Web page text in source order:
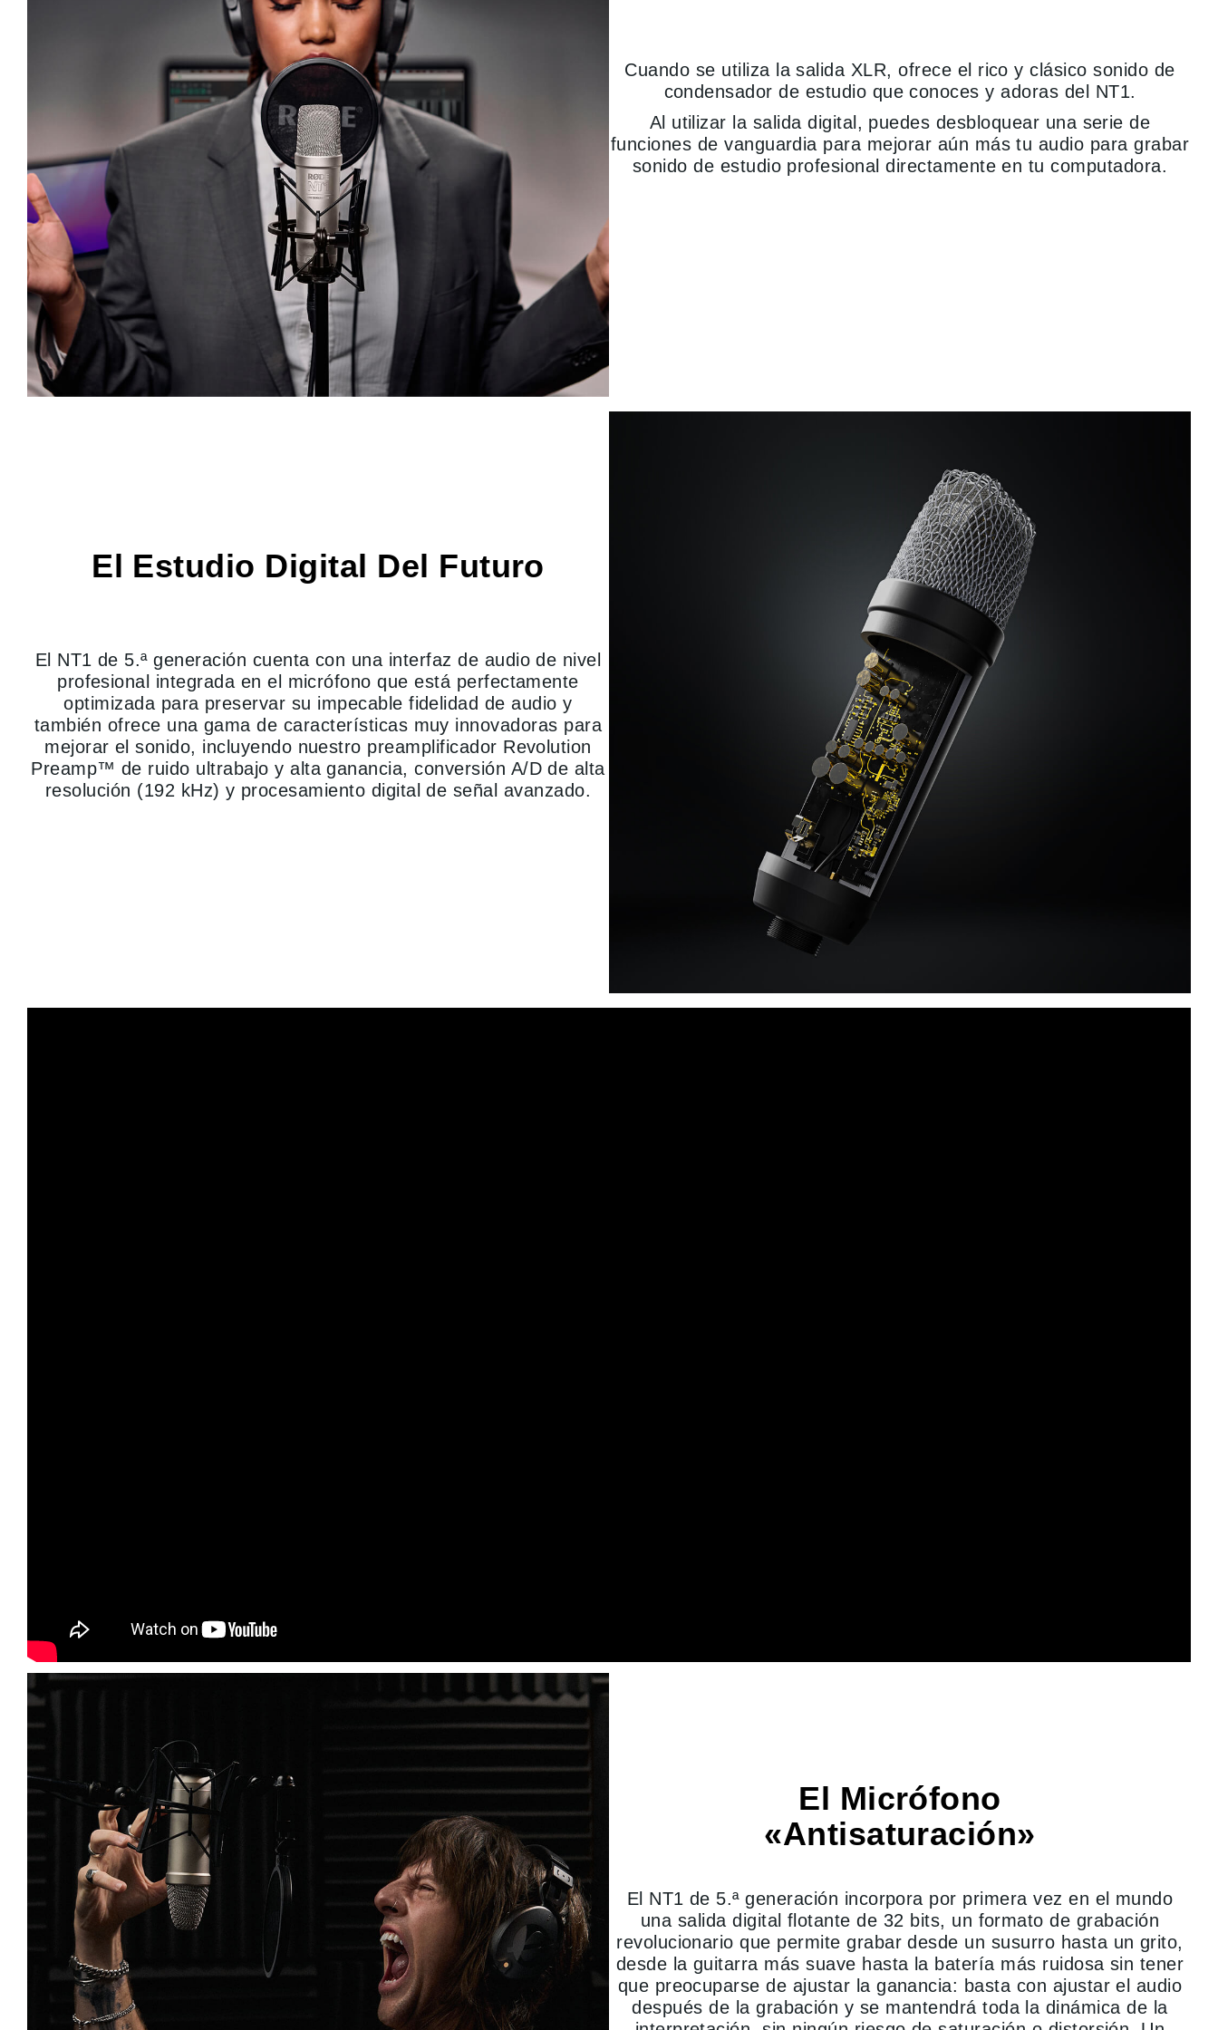
Cuando se utiliza la salida XLR, ofrece el rico y clásico sonido de
condensador de estudio que conoces y adoras del NT1.
Al utilizar la salida digital, puedes desbloquear una serie de
funciones de vanguardia para mejorar aún más tu audio para grabar
sonido de estudio profesional directamente en tu computadora.
El Estudio Digital Del Futuro
El NT1 de 5.ª generación cuenta con una interfaz de audio de nivel
profesional integrada en el micrófono que está perfectamente
optimizada para preservar su impecable fidelidad de audio y
también ofrece una gama de características muy innovadoras para
mejorar el sonido, incluyendo nuestro preamplificador Revolution
Preamp™ de ruido ultrabajo y alta ganancia, conversión A/D de alta
resolución (192 kHz) y procesamiento digital de señal avanzado.
El Micrófono
«Antisaturación»
El NT1 de 5.ª generación incorpora por primera vez en el mundo
una salida digital flotante de 32 bits, un formato de grabación
revolucionario que permite grabar desde un susurro hasta un grito,
desde la guitarra más suave hasta la batería más ruidosa sin tener
que preocuparse de ajustar la ganancia: basta con ajustar el audio
después de la grabación y se mantendrá toda la dinámica de la